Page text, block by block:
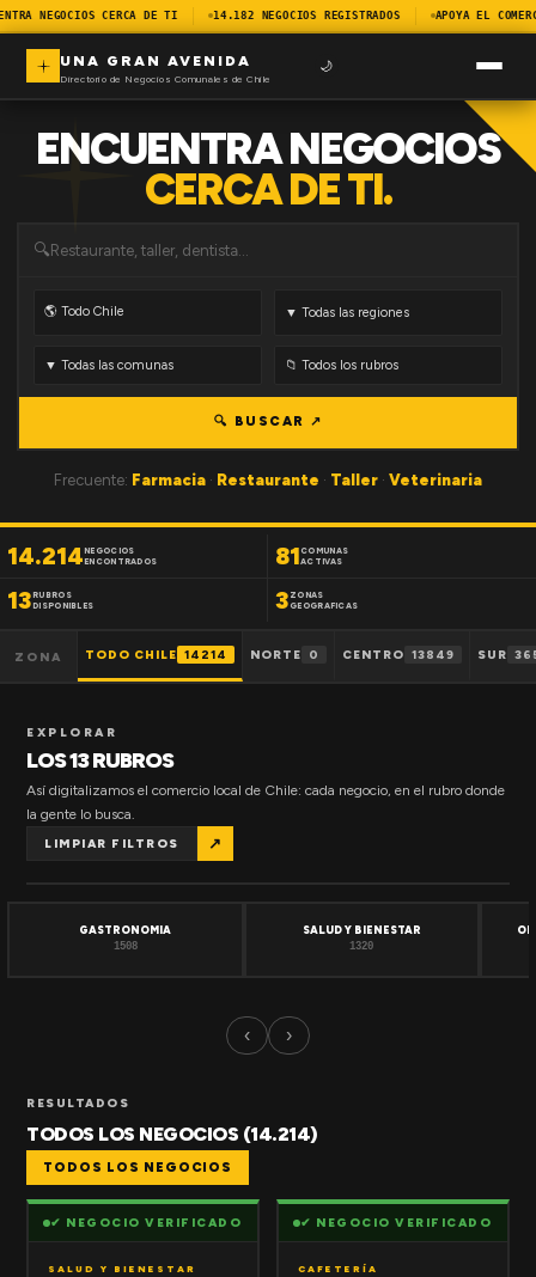
NEGOCIOS CERCA DE TI 14.182 NEGOCIOS REGISTRADOS APOYA EL
UNA GRAN AVENIDA
Directorio de Negocios Comunales de Chile
🌙
ENCUENTRA NEGOCIOS
CERCA DE TI.
🔍
🔍 BUSCAR ↗
Frecuente: Farmacia · Restaurante · Taller · Veterinaria
14.214NEGOCIOS
ENCONTRADOS
81 COMUNAS
ACTIVAS
13RUBROS
DISPONIBLES
3 ZONAS
GEOGRAFICAS
ZONA TODO CHILE 14214 NORTE 0 CENTRO 13849 SUR
EXPLORAR
LOS 13 RUBROS
Así digitalizamos el comercio local de Chile: cada negocio, en el rubro donde
la gente lo busca.
LIMPIAR FILTROS ↗
GASTRONOMIA
1508
SALUD Y BIENESTAR
1320
‹ ›
RESULTADOS
TODOS LOS NEGOCIOS (14.214)
TODOS LOS NEGOCIOS
✔ NEGOCIO VERIFICADO
SALUD Y BIENESTAR
✔ NEGOCIO VERIFICADO
CAFETERÍA